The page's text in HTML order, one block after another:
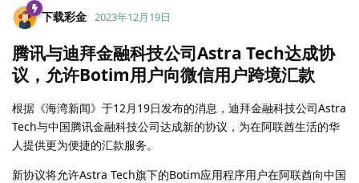
下载彩金 2023年12月19日
腾讯与迪拜金融科技公司Astra Tech达成协
议，允许Botim用户向微信用户跨境汇款
根据《海湾新闻》于12月19日发布的消息，迪拜金融科技公司Astra
Tech与中国腾讯金融科技公司达成新的协议，为在阿联酋生活的华
人提供更为便捷的汇款服务。
新协议将允许Astra Tech旗下的Botim应用程序用户在阿联酋向中国